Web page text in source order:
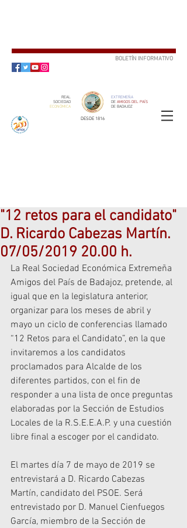
BOLETÍN INFORMATIVO
REAL
SOCIEDAD
ECONÓMICA
EXTREMEÑA
DE AMIGOS DEL PAÍS
DE BADAJOZ
DESDE 1816
"12 retos para el candidato"
D. Ricardo Cabezas Martín.
07/05/2019 20.00 h.
La Real Sociedad Económica Extremeña
Amigos del País de Badajoz, pretende, al
igual que en la legislatura anterior,
organizar para los meses de abril y
mayo un ciclo de conferencias llamado
“12 Retos para el Candidato”, en la que
invitaremos a los candidatos
proclamados para Alcalde de los
diferentes partidos, con el fin de
responder a una lista de once preguntas
elaboradas por la Sección de Estudios
Locales de la R.S.E.E.A.P. y una cuestión
libre final a escoger por el candidato.
El martes día 7 de mayo de 2019 se
entrevistará a D. Ricardo Cabezas
Martín, candidato del PSOE. Será
entrevistado por D. Manuel Cienfuegos
García, miembro de la Sección de